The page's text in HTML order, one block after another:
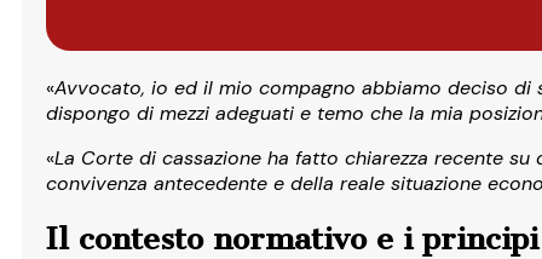
«Avvocato, io ed il mio compagno abbiamo deciso
dispongo di mezzi adeguati e temo che la mia
«La Corte di cassazione ha fatto chiarezza recente
convivenza antecedente e della reale situazione
Il contesto normativo e i principi